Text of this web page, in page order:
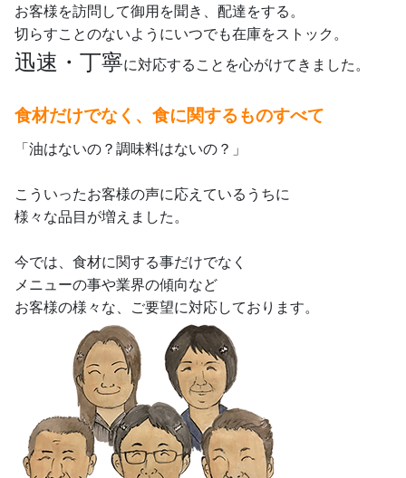
お客様を訪問して御用を聞き、配達をする。
切らすことのないようにいつでも在庫をストック。
迅速・丁寧に対応することを心がけてきました。
食材だけでなく、食に関するものすべて
「油はないの？調味料はないの？」
こういったお客様の声に応えているうちに
様々な品目が増えました。
今では、食材に関する事だけでなく
メニューの事や業界の傾向など
お客様の様々な、ご要望に対応しております。